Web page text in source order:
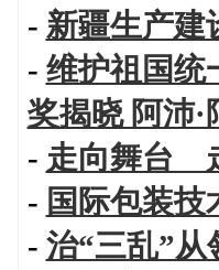
- 新疆生产
- 维护祖国
奖揭晓 阿沛
- 走向舞台
- 国际包装
- 治“三乱”从